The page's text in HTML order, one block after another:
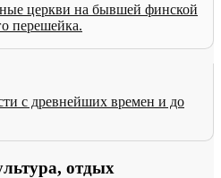
церкви на бывшей финской
перешейка.
с древнейших времен и до
отдых